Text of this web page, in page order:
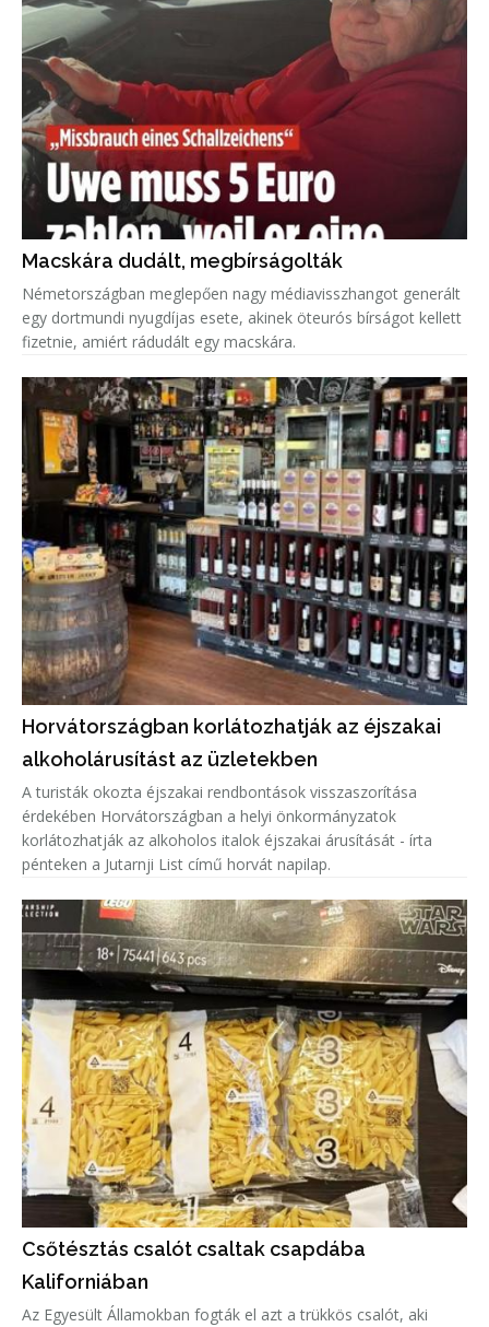
Macskára dudált, megbírságolták
Németországban meglepően nagy médiavisszhangot generált
egy dortmundi nyugdíjas esete, akinek öteurós bírságot kellett
fizetnie, amiért rádudált egy macskára.
Horvátországban korlátozhatják az éjszakai
alkoholárusítást az üzletekben
A turisták okozta éjszakai rendbontások visszaszorítása
érdekében Horvátországban a helyi önkormányzatok
korlátozhatják az alkoholos italok éjszakai árusítását - írta
pénteken a Jutarnji List című horvát napilap.
Csőtésztás csalót csaltak csapdába
Kaliforniában
Az Egyesült Államokban fogták el azt a trükkös csalót, aki